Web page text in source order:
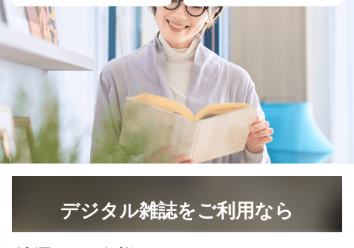
質向上のため
その他当社のプライバシーポリシ
ー等にて公表する利用目的達成の
ため
※上記の利用目的のうちNo.1～5については保有個人デ
ータ（開示対象個人情報）の利用目的であり、下記4.の
開示等のご請求に対応させていただきます。
なお、6、7については、パートナー（提携企業）様又は
各SNS運営会社様にご請求いただきますようお願い致し
ます。
３．個人情報の第三者提供について
当社は、取得した個人情報を適切に管理し､あらかじめ
本人の同意を得ることなく第三者に提供することはあり
ません。ただし、次の場合は除きます。
デジタル雑誌をご利用なら